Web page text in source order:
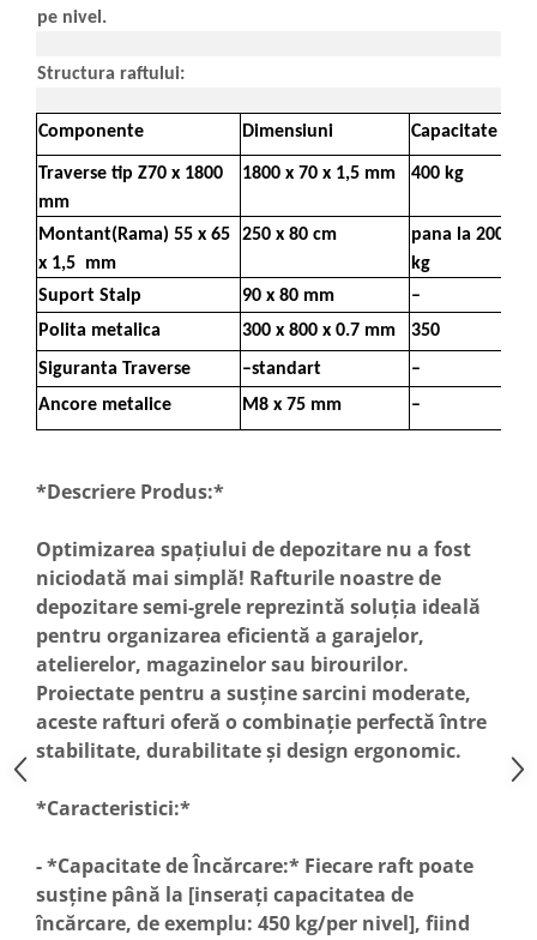
pe nivel.
Structura raftului:
Componente Dimensiuni Capacitate
Traverse tip Z70 x 1800
mm
1800 x 70 x 1,5 mm 400 kg
Montant(Rama) 55 x 65
x 1,5 mm
250 x 80 cm
pana la 2000
kg
Suport Stalp 90 x 80 mm –
Polita metalica
300 x 800 x 0.7 mm 350
Siguranta Traverse
–standart –
Ancore metalice
M8 x 75 mm –
*Descriere Produs:*
Optimizarea spațiului de depozitare nu a fost
niciodată mai simplă! Rafturile noastre de
depozitare semi-grele reprezintă soluția ideală
pentru organizarea eficientă a garajelor,
atelierelor, magazinelor sau birourilor.
Proiectate pentru a susține sarcini moderate,
aceste rafturi oferă o combinație perfectă între
stabilitate, durabilitate și design ergonomic.
*Caracteristici:*
- *Capacitate de Încărcare:* Fiecare raft poate
susține până la [inserați capacitatea de
încărcare, de exemplu: 450 kg/per nivel], fiind